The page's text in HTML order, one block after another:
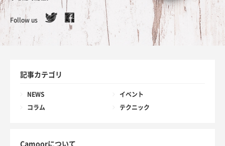
Follow us
記事カテゴリ
NEWS イベント
コラム テクニック
Camoorについて